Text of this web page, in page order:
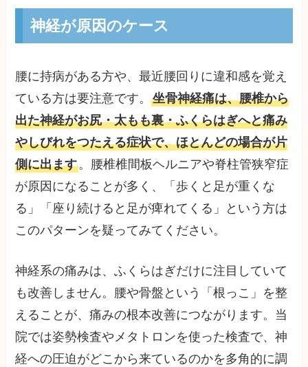
神経が原因のケース
腰に持病がある方や、最近腰回りに違和感を覚え
ている方は要注意です。坐骨神経痛は、腰椎から
出た神経がお尻・太もも裏・ふくらはぎへと痛み
やしびれをつたえる症状で、ほとんどの場合が片
側に出ます。腰椎椎間板ヘルニアや脊柱管狭窄症
が原因になることが多く、「歩くと足が重くな
る」「座り続けると足が痺れてくる」という方は
このパターンを疑ってみてください。
神経系の痛みは、ふくらはぎだけに注目していて
も改善しません。腰や骨盤という「根っこ」を整
えることが、痛みの根本改善につながります。当
院では姿勢検査やメタトロンを使った検査で、神
経への圧迫がどこから来ているのかを多角的に調